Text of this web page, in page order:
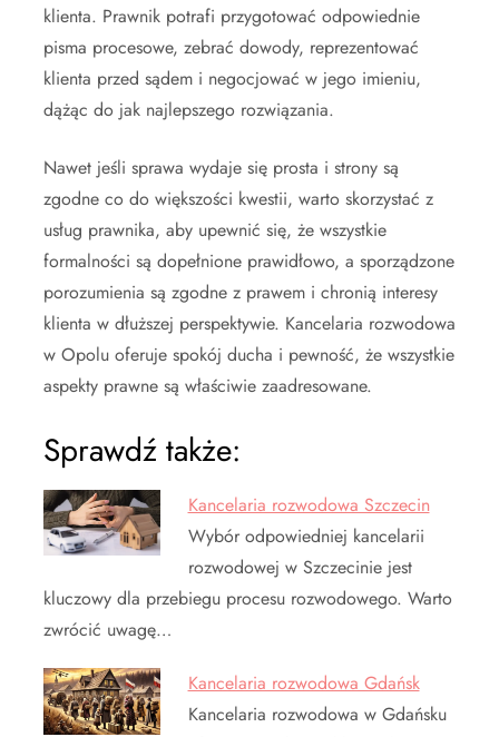
klienta. Prawnik potrafi przygotować odpowiednie
pisma procesowe, zebrać dowody, reprezentować
klienta przed sądem i negocjować w jego imieniu,
dążąc do jak najlepszego rozwiązania.
Nawet jeśli sprawa wydaje się prosta i strony są
zgodne co do większości kwestii, warto skorzystać z
usług prawnika, aby upewnić się, że wszystkie
formalności są dopełnione prawidłowo, a sporządzone
porozumienia są zgodne z prawem i chronią interesy
klienta w dłuższej perspektywie. Kancelaria rozwodowa
w Opolu oferuje spokój ducha i pewność, że wszystkie
aspekty prawne są właściwie zaadresowane.
Sprawdź także:
Kancelaria rozwodowa Szczecin
Wybór odpowiedniej kancelarii
rozwodowej w Szczecinie jest
kluczowy dla przebiegu procesu rozwodowego. Warto
zwrócić uwagę…
Kancelaria rozwodowa Gdańsk
Kancelaria rozwodowa w Gdańsku